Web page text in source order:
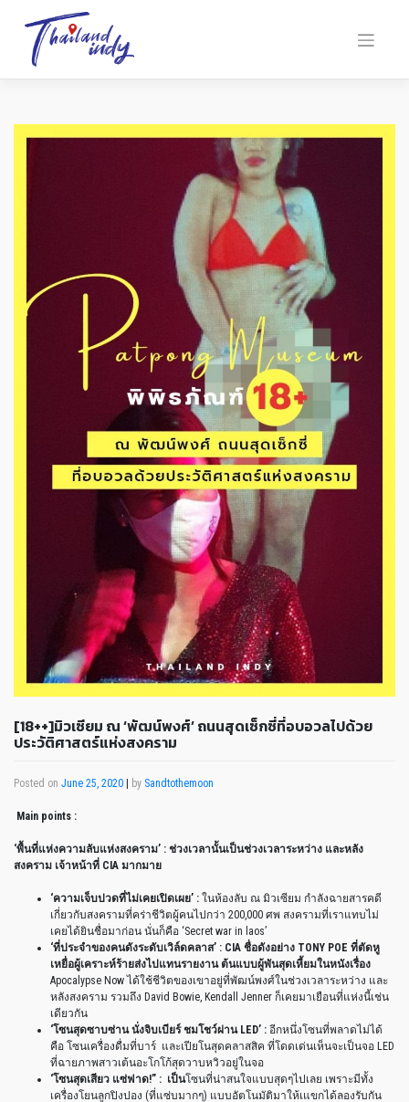
[18++]มิวเซียม ณ ‘พัฒน์พงศ์’ ถนนสุดเซ็กซี่ที่อบอวลไปด้วย
ประวัติศาสตร์แห่งสงคราม
Posted on June 25, 2020 by Sandtothemoon
Main points :
‘พื้นที่แห่งความลับแห่งสงคราม’ : ช่วงเวลานั้นเป็นช่วงเวลาระหว่าง และหลัง
สงคราม เจ้าหน้าที่ CIA มากมาย
‘ความเจ็บปวดที่ไม่เคยเปิดเผย’ : ในห้องลับ ณ มิวเซียม กำลังฉายสารคดี
เกี่ยวกับสงครามที่คร่าชีวิตผู้คนไปกว่า 200,000 ศพ สงครามที่เราแทบไม่
เคยได้ยินชื่อมาก่อน นั่นก็คือ ‘Secret war in laos’
‘ที่ประจำของคนดังระดับเวิล์ดคลาส’ : CIA ชื่อดังอย่าง TONY POE ที่ตัดหู
เหยื่อผู้เคราะห์ร้ายส่งไปแทนรายงาน ต้นแบบผู้พันสุดเหี้ยมในหนังเรื่อง
Apocalypse Now ได้ใช้ชีวิตของเขาอยู่ที่พัฒน์พงศ์ในช่วงเวลาระหว่าง และ
หลังสงคราม รวมถึง David Bowie, Kendall Jenner ก็เคยมาเยือนที่แห่งนี้เช่น
เดียวกัน
‘โซนสุดซาบซ่าน นั่งจิบเบียร์ ชมโชว์ผ่านLED’ : อีกหนึ่งโซนที่พลาดไม่ได้
คือ โซนเครื่องดื่มที่บาร์ และเปียโนสุดคลาสสิค ที่โดดเด่นเห็นจะเป็นจอ LED
ที่ฉายภาพสาวเต้นอะโกโก้สุดวาบหวิวอยู่ในจอ
‘โซนสุดเสียว แซ่ฟาด!” : เป็นโซนที่น่าสนใจแบบสุดๆไปเลย เพราะมีทั้ง
เครื่องโยนลูกปิงปอง (ที่แซ่บมากๆ) แบบอัตโนมัติมาให้เแขกได้ลองรับกัน